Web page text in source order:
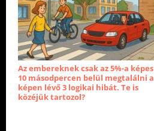
Az embereknek csak az 5%-a képes
10 másodpercen belül megtalálni a
képen lévő 3 logikai hibát. Te is
közéjük tartozol?